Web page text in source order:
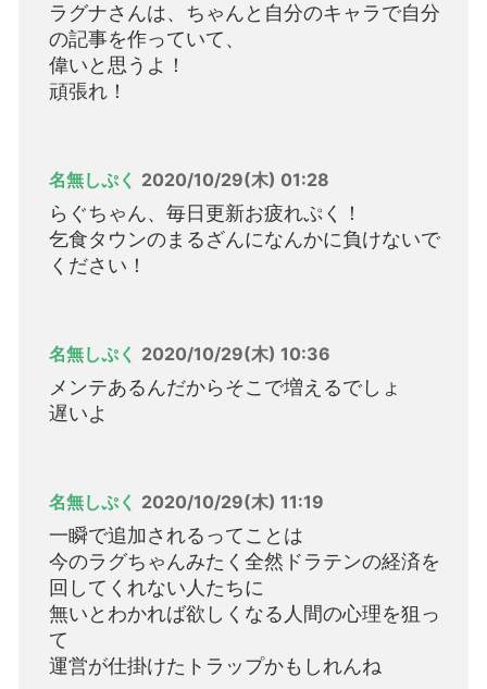
ラグナさんは、ちゃんと自分のキャラで自分
の記事を作っていて、
偉いと思うよ！
頑張れ！
名無しぷく 2020/10/29(木) 01:28
らぐちゃん、毎日更新お疲れぷく！
乞食タウンのまるざんになんかに負けないで
ください！
名無しぷく 2020/10/29(木) 10:36
メンテあるんだからそこで増えるでしょ
遅いよ
名無しぷく 2020/10/29(木) 11:19
一瞬で追加されるってことは
今のラグちゃんみたく全然ドラテンの経済を
回してくれない人たちに
無いとわかれば欲しくなる人間の心理を狙っ
て
運営が仕掛けたトラップかもしれんね